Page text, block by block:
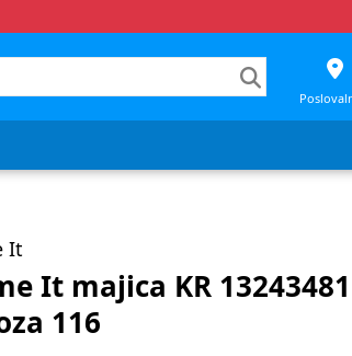
It
It majica KR 13243481
116